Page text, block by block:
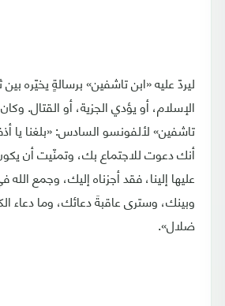
ليردّ عليه «ابن تاشفين» برسالةٍ يخيّره بين
الإسلام، أو يؤدي الجزية، أو القتال.
تاشفين» لألفونسو السادس: «بلغنا يا
أنك دعوت للاجتماع بك، وتمنّيت أن
عليها إلينا، فقد أجزناه إليك، وجمع الله
وبينك، وسترى عاقبةَ دعائك، وما دعاء
ضلال».